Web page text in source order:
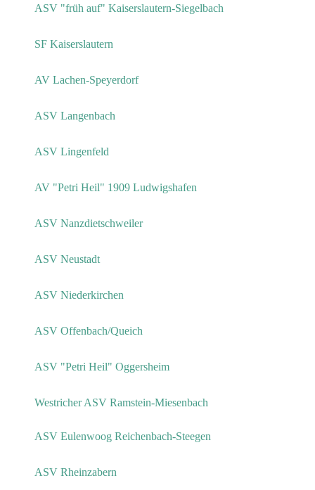
ASV "früh auf" Kaiserslautern-Siegelbach
SF Kaiserslautern
AV Lachen-Speyerdorf
ASV Langenbach
ASV Lingenfeld
AV "Petri Heil" 1909 Ludwigshafen
ASV Nanzdietschweiler
ASV Neustadt
ASV Niederkirchen
ASV Offenbach/Queich
ASV "Petri Heil" Oggersheim
Westricher ASV Ramstein-Miesenbach
ASV Eulenwoog Reichenbach-Steegen
ASV Rheinzabern